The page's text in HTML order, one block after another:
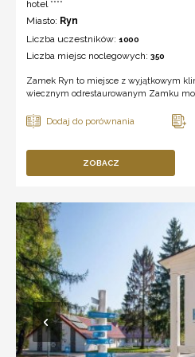
hotel ****
Miasto: Ryn
Liczba uczestników: 1000
Liczba miejsc noclegowych: 350
Zamek Ryn to miejsce z wyjątkowym
wiecznym odrestaurowanym Zamku
ZOBACZ